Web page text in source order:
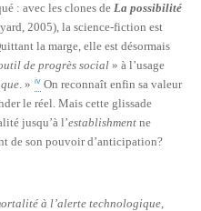
: avec les clones de La possibilité
2005), la science-fiction est
la marge, elle est désormais
de progrès social » à l’usage
. » iv On reconnaît enfin sa valeur
le réel. Mais cette glissade
jusqu’à l’establishment ne
de son pouvoir d’anticipation?
à l’alerte technologique